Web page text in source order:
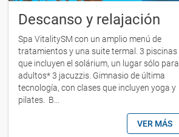
Descanso y relajación
Spa VitalitySM con un amplio menú de
tratamientos y una suite termal. 3 piscinas
que incluyen el solárium, un lugar sólo para
adultos* 3 jacuzzis. Gimnasio de última
tecnología, con clases que incluyen yoga y
pilates. B...
VER MÁS